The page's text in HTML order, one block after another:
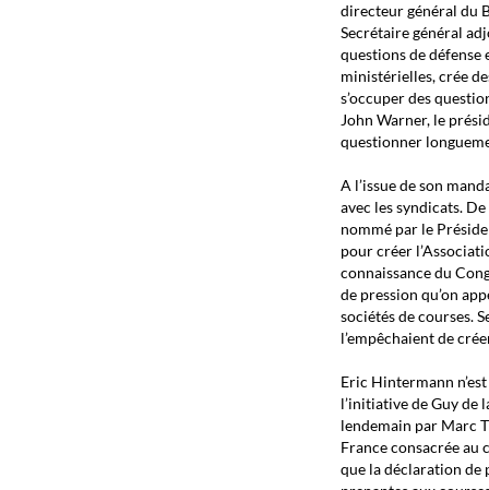
directeur général du
Secrétaire général
questions de défense
ministérielles, crée
s’occuper des
John Warner, le
questionner
A l’issue de son
avec les syndicats.
nommé par le
pour créer
connaissance du
de pression qu’on
sociétés de courses.
l’empêchaient de
Eric Hintermann
l’initiative de Guy de
lendemain par Marc
France consacrée au
que la déclaration de